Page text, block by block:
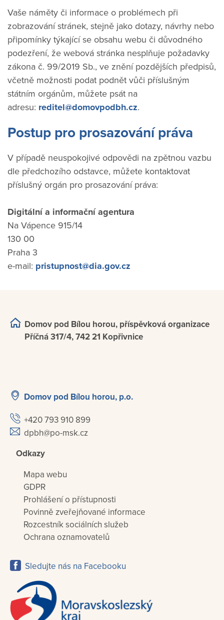
Vaše náměty či informace o problémech při
zobrazování stránek, stejně jako dotazy, návrhy nebo
připomínky týkající se obsahu webu či důvodného
podezření, že webová stránka nesplňuje požadavky
zákona č. 99/2019 Sb., ve znění pozdějších předpisů,
včetně možnosti podat podnět vůči příslušným
státním orgánům, můžete psát na
adresu: reditel@domovpodbh.cz.
Postup pro prosazování práva
V případě neuspokojivé odpovědi na zpětnou vazbu
dle předchozího odstavce, můžete kontaktovat
příslušný orgán pro prosazování práva:
Digitální a informační agentura
Na Vápence 915/14
130 00
Praha 3
e-mail: pristupnost@dia.gov.cz
Domov pod Bílou horou, příspěvková organizace
Příčná 317/4, 742 21 Kopřivnice
Domov pod Bílou horou, p.o.
+420 793 910 899
dpbh@po-msk.cz
Odkazy
Mapa webu
GDPR
Prohlášení o přístupnosti
Povinně zveřejňované informace
Rozcestník sociálních služeb
Ochrana oznamovatelů
Sledujte nás na Facebooku